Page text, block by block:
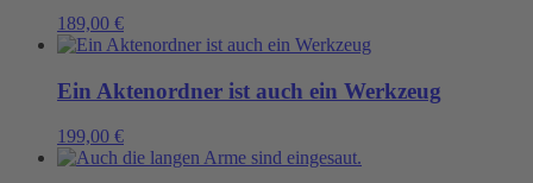
189,00 €
Ein Aktenordner ist auch ein Werkzeug
199,00 €